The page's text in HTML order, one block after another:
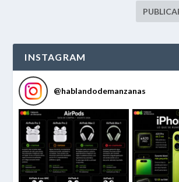
INSTAGRAM
@hablandodemanzanas